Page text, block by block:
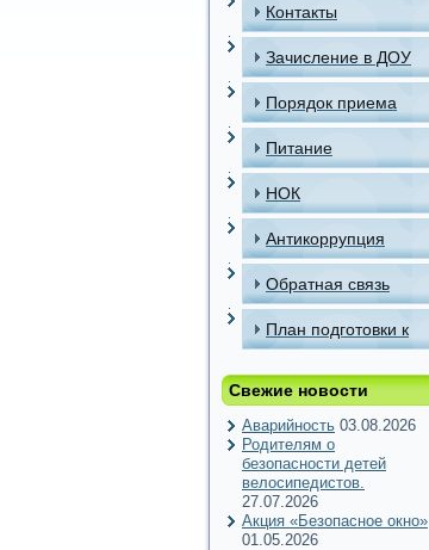
Контакты
Зачисление в ДОУ
Порядок приема
детей в МАДОУ
Питание
НОК
Антикоррупция
Обратная связь
План подготовки к
периоду
Свежие новости
Аварийность 03.08.2026
Родителям о
безопасности детей
велосипедистов.
27.07.2026
Акция «Безопасное окно»
01.05.2026